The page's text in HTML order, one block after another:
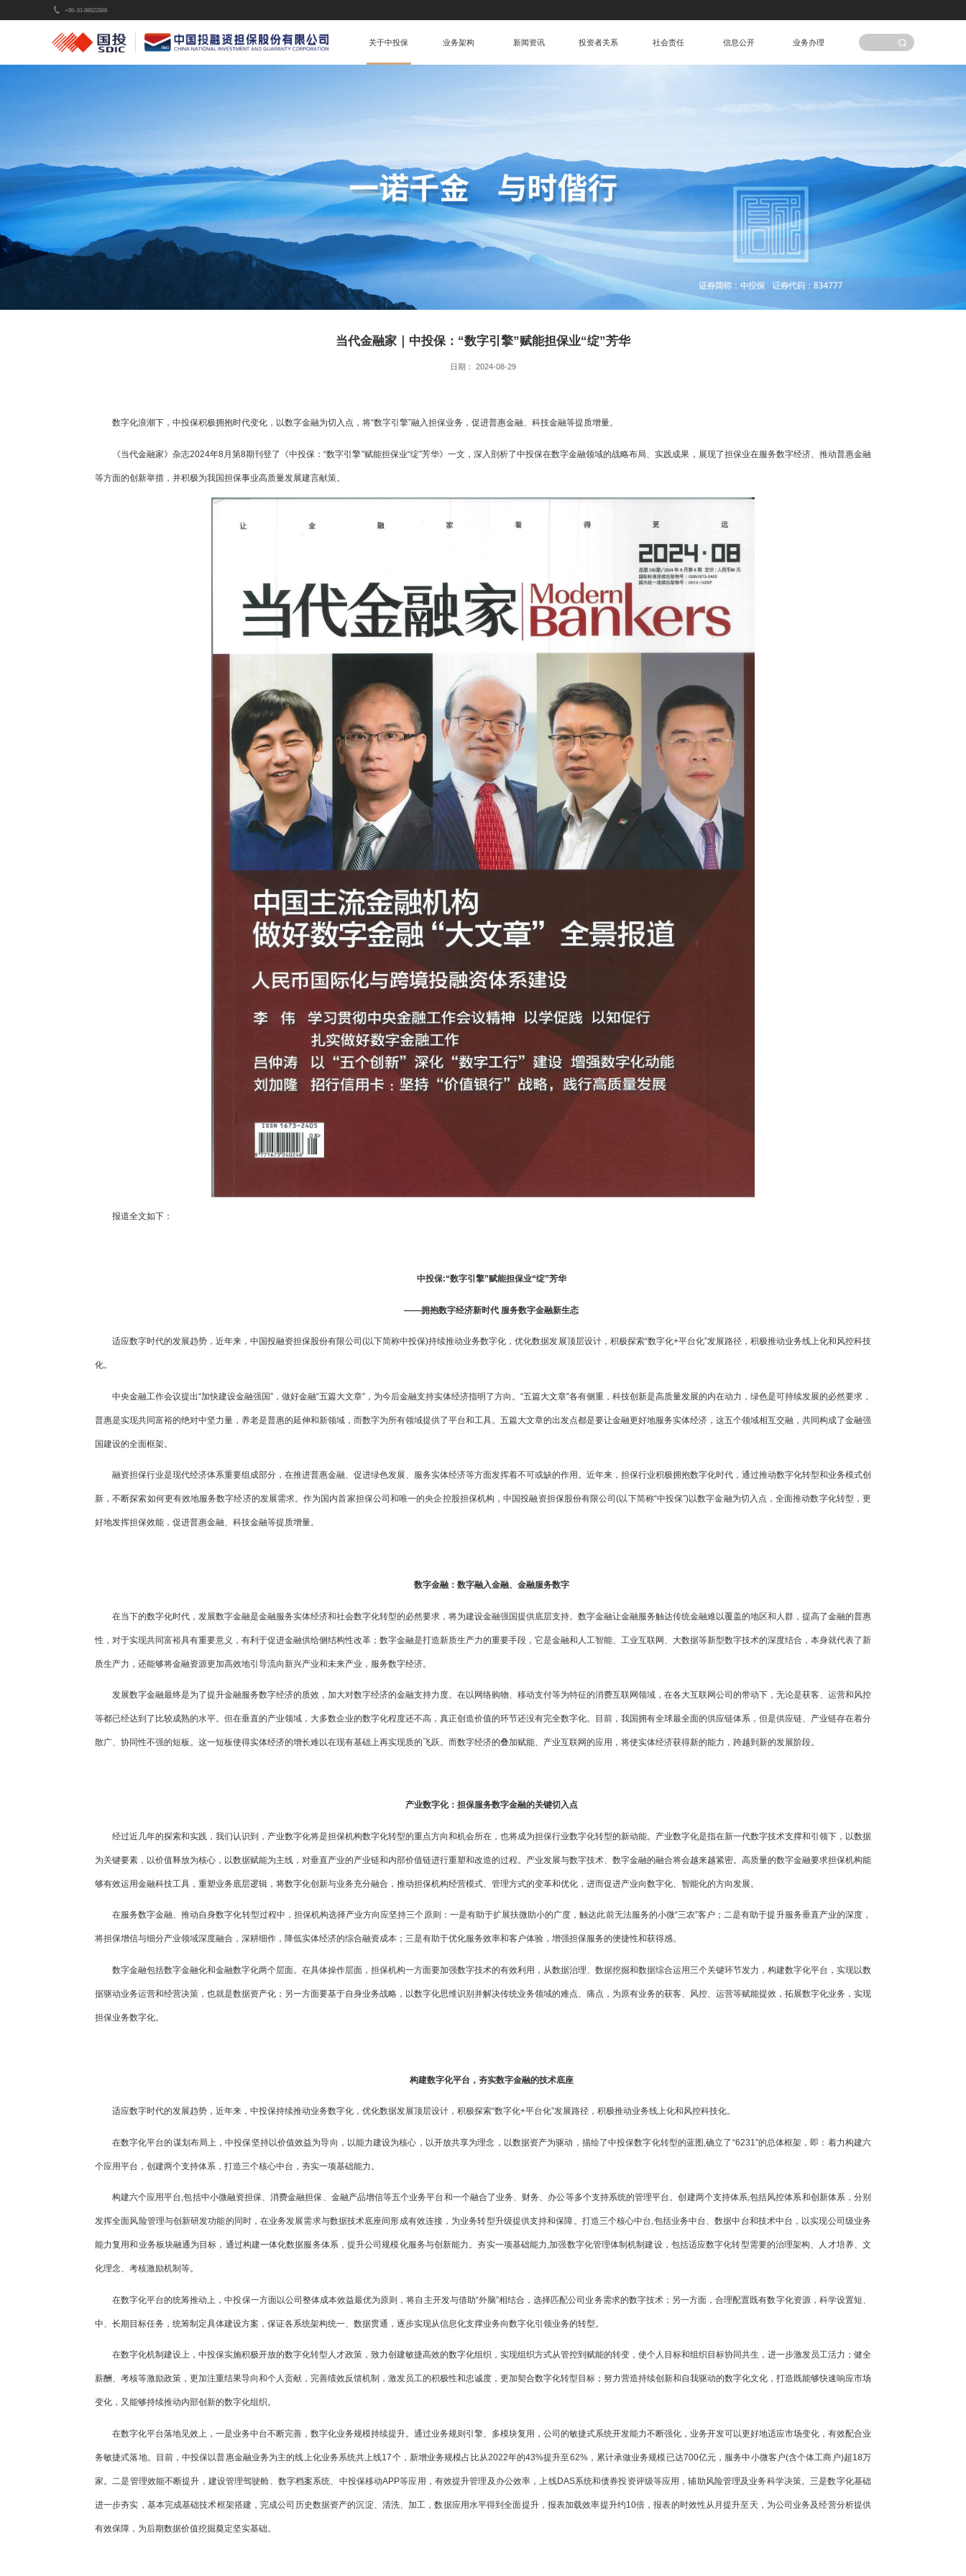
+86-10-88822888
关于中投保 业务架构 新闻资讯 投资者关系 社会责任 信息公开 业务办理
当代金融家｜中投保：“数字引擎”赋能担保业“绽”芳华
日期： 2024-08-29
数字化浪潮下，中投保积极拥抱时代变化，以数字金融为切入点，将“数字引擎”融入担保业务，促进普惠金融、科技金融等提质增量。
《当代金融家》杂志2024年8月第8期刊登了《中投保：“数字引擎”赋能担保业“绽”芳华》一文，深入剖析了中投保在数字金融领域的战略布局、实践成果，展现了担保业在服务数字经济、推动普惠金融
等方面的创新举措，并积极为我国担保事业高质量发展建言献策。
报道全文如下：
中投保:“数字引擎”赋能担保业“绽”芳华
——拥抱数字经济新时代 服务数字金融新生态
适应数字时代的发展趋势，近年来，中国投融资担保股份有限公司(以下简称中投保)持续推动业务数字化，优化数据发展顶层设计，积极探索“数字化+平台化”发展路径，积极推动业务线上化和风控科技
化。
中央金融工作会议提出“加快建设金融强国”，做好金融“五篇大文章”，为今后金融支持实体经济指明了方向。“五篇大文章”各有侧重，科技创新是高质量发展的内在动力，绿色是可持续发展的必然要求，
普惠是实现共同富裕的绝对中坚力量，养老是普惠的延伸和新领域，而数字为所有领域提供了平台和工具。五篇大文章的出发点都是要让金融更好地服务实体经济，这五个领域相互交融，共同构成了金融强
国建设的全面框架。
融资担保行业是现代经济体系重要组成部分，在推进普惠金融、促进绿色发展、服务实体经济等方面发挥着不可或缺的作用。近年来，担保行业积极拥抱数字化时代，通过推动数字化转型和业务模式创
新，不断探索如何更有效地服务数字经济的发展需求。作为国内首家担保公司和唯一的央企控股担保机构，中国投融资担保股份有限公司(以下简称“中投保”)以数字金融为切入点，全面推动数字化转型，更
好地发挥担保效能，促进普惠金融、科技金融等提质增量。
数字金融：数字融入金融、金融服务数字
在当下的数字化时代，发展数字金融是金融服务实体经济和社会数字化转型的必然要求，将为建设金融强国提供底层支持。数字金融让金融服务触达传统金融难以覆盖的地区和人群，提高了金融的普惠
性，对于实现共同富裕具有重要意义，有利于促进金融供给侧结构性改革；数字金融是打造新质生产力的重要手段，它是金融和人工智能、工业互联网、大数据等新型数字技术的深度结合，本身就代表了新
质生产力，还能够将金融资源更加高效地引导流向新兴产业和未来产业，服务数字经济。
发展数字金融最终是为了提升金融服务数字经济的质效，加大对数字经济的金融支持力度。在以网络购物、移动支付等为特征的消费互联网领域，在各大互联网公司的带动下，无论是获客、运营和风控
等都已经达到了比较成熟的水平。但在垂直的产业领域，大多数企业的数字化程度还不高，真正创造价值的环节还没有完全数字化。目前，我国拥有全球最全面的供应链体系，但是供应链、产业链存在着分
散广、协同性不强的短板。这一短板使得实体经济的增长难以在现有基础上再实现质的飞跃。而数字经济的叠加赋能、产业互联网的应用，将使实体经济获得新的能力，跨越到新的发展阶段。
产业数字化：担保服务数字金融的关键切入点
经过近几年的探索和实践，我们认识到，产业数字化将是担保机构数字化转型的重点方向和机会所在，也将成为担保行业数字化转型的新动能。产业数字化是指在新一代数字技术支撑和引领下，以数据
为关键要素，以价值释放为核心，以数据赋能为主线，对垂直产业的产业链和内部价值链进行重塑和改造的过程。产业发展与数字技术、数字金融的融合将会越来越紧密。高质量的数字金融要求担保机构能
够有效运用金融科技工具，重塑业务底层逻辑，将数字化创新与业务充分融合，推动担保机构经营模式、管理方式的变革和优化，进而促进产业向数字化、智能化的方向发展。
在服务数字金融、推动自身数字化转型过程中，担保机构选择产业方向应坚持三个原则：一是有助于扩展扶微助小的广度，触达此前无法服务的小微“三农”客户；二是有助于提升服务垂直产业的深度，
将担保增信与细分产业领域深度融合，深耕细作，降低实体经济的综合融资成本；三是有助于优化服务效率和客户体验，增强担保服务的便捷性和获得感。
数字金融包括数字金融化和金融数字化两个层面。在具体操作层面，担保机构一方面要加强数字技术的有效利用，从数据治理、数据挖掘和数据综合运用三个关键环节发力，构建数字化平台，实现以数
据驱动业务运营和经营决策，也就是数据资产化；另一方面要基于自身业务战略，以数字化思维识别并解决传统业务领域的难点、痛点，为原有业务的获客、风控、运营等赋能提效，拓展数字化业务，实现
担保业务数字化。
构建数字化平台，夯实数字金融的技术底座
适应数字时代的发展趋势，近年来，中投保持续推动业务数字化，优化数据发展顶层设计，积极探索“数字化+平台化”发展路径，积极推动业务线上化和风控科技化。
在数字化平台的谋划布局上，中投保坚持以价值效益为导向，以能力建设为核心，以开放共享为理念，以数据资产为驱动，描绘了中投保数字化转型的蓝图,确立了“6231”的总体框架，即：着力构建六
个应用平台，创建两个支持体系，打造三个核心中台，夯实一项基础能力。
构建六个应用平台,包括中小微融资担保、消费金融担保、金融产品增信等五个业务平台和一个融合了业务、财务、办公等多个支持系统的管理平台。创建两个支持体系,包括风控体系和创新体系，分别
发挥全面风险管理与创新研发功能的同时，在业务发展需求与数据技术底座间形成有效连接，为业务转型升级提供支持和保障。打造三个核心中台,包括业务中台、数据中台和技术中台，以实现公司级业务
能力复用和业务板块融通为目标，通过构建一体化数据服务体系，提升公司规模化服务与创新能力。夯实一项基础能力,加强数字化管理体制机制建设，包括适应数字化转型需要的治理架构、人才培养、文
化理念、考核激励机制等。
在数字化平台的统筹推动上，中投保一方面以公司整体成本效益最优为原则，将自主开发与借助“外脑”相结合，选择匹配公司业务需求的数字技术；另一方面，合理配置既有数字化资源，科学设置短、
中、长期目标任务，统筹制定具体建设方案，保证各系统架构统一、数据贯通，逐步实现从信息化支撑业务向数字化引领业务的转型。
在数字化机制建设上，中投保实施积极开放的数字化转型人才政策，致力创建敏捷高效的数字化组织，实现组织方式从管控到赋能的转变，使个人目标和组织目标协同共生，进一步激发员工活力；健全
薪酬、考核等激励政策，更加注重结果导向和个人贡献，完善绩效反馈机制，激发员工的积极性和忠诚度，更加契合数字化转型目标；努力营造持续创新和自我驱动的数字化文化，打造既能够快速响应市场
变化，又能够持续推动内部创新的数字化组织。
在数字化平台落地见效上，一是业务中台不断完善，数字化业务规模持续提升。通过业务规则引擎、多模块复用，公司的敏捷式系统开发能力不断强化，业务开发可以更好地适应市场变化，有效配合业
务敏捷式落地。目前，中投保以普惠金融业务为主的线上化业务系统共上线17个，新增业务规模占比从2022年的43%提升至62%，累计承做业务规模已达700亿元，服务中小微客户(含个体工商户)超18万
家。二是管理效能不断提升，建设管理驾驶舱、数字档案系统、中投保移动APP等应用，有效提升管理及办公效率，上线DAS系统和债券投资评级等应用，辅助风险管理及业务科学决策。三是数字化基础
进一步夯实，基本完成基础技术框架搭建，完成公司历史数据资产的沉淀、清洗、加工，数据应用水平得到全面提升，报表加载效率提升约10倍，报表的时效性从月提升至天，为公司业务及经营分析提供
有效保障，为后期数据价值挖掘奠定坚实基础。